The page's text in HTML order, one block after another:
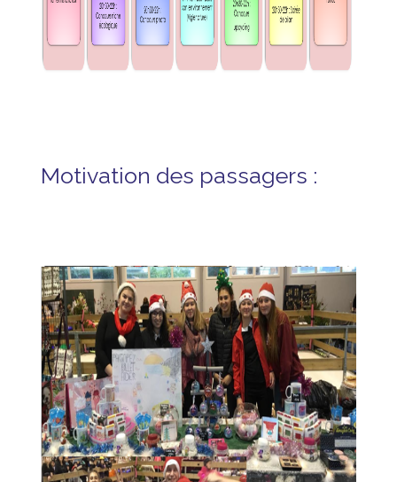
Motivation des passagers :